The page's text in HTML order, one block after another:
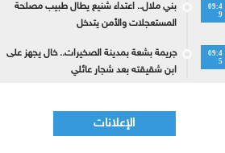
09:4
9
بني ملال.. اعتداء شنيع يطال طبيب مصلحة
المستعجلات والأمن يتدخل
09:4
5
جريمة بشعة بمدينة الصخيرات.. خال يجهز على
ابن شقيقته بعد شجار عائلي
الإعلانات